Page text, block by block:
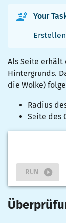
Your
Als Seite erhält
Hintergrunds.
die Wolke)
Radius
Seite des
RUN